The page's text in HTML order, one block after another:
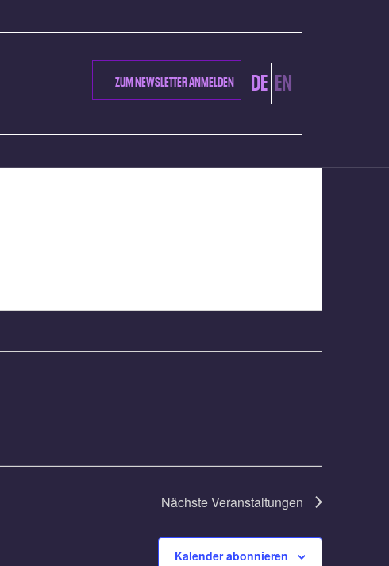
ZUM NEWSLETTER ANMELDEN DE EN
NächsteVeranstaltungen
Kalender abonnieren